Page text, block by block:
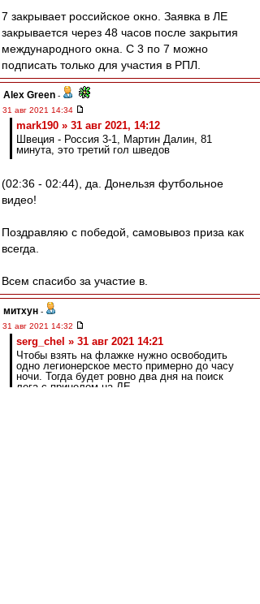
7 закрывает российское окно. Заявка в ЛЕ
закрывается через 48 часов после закрытия
международного окна. С 3 по 7 можно
подписать только для участия в РПЛ.
Alex Green -
31 авг 2021 14:34
mark190 » 31 авг 2021, 14:12
Швеция - Россия 3-1, Мартин Далин, 81
минута, это третий гол шведов
(02:36 - 02:44), да. Донельзя футбольное
видео!
Поздравляю с победой, самовывоз приза как
всегда.
Всем спасибо за участие в.
митхун -
31 авг 2021 14:32
serg_chel » 31 авг 2021 14:21
Чтобы взять на флажке нужно освободить
одно легионерское место примерно до часу
ночи. Тогда будет ровно два дня на поиск
лега с прицелом на ЛЕ.